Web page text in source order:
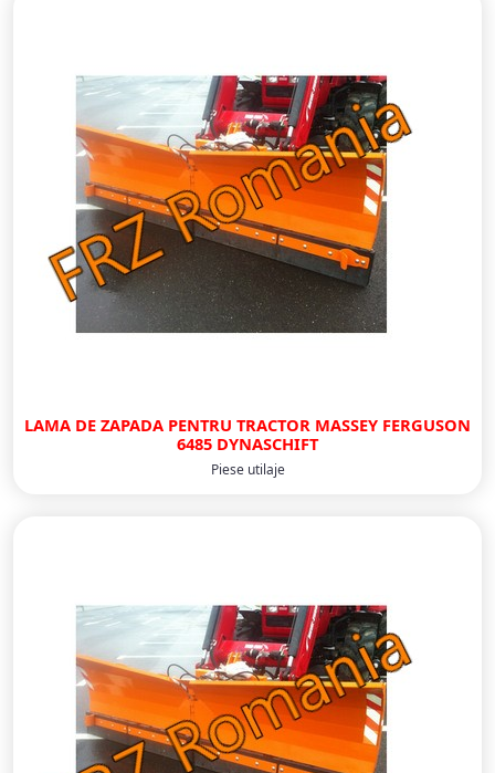
LAMA DE ZAPADA PENTRU TRACTOR MASSEY FERGUSON
6485 DYNASCHIFT
Piese utilaje